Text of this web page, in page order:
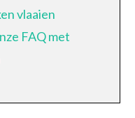
vlaaien
FAQ met